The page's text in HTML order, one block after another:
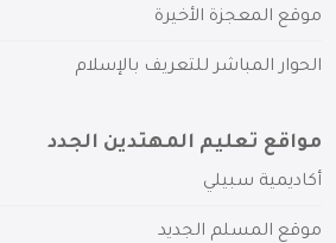
موقع المعجزة الأخيرة
الحوار المباشر للتعريف بالإسلام
مواقع تعليم المهتدين الجدد
أكاديمية سبيلي
موقع المسلم الجديد